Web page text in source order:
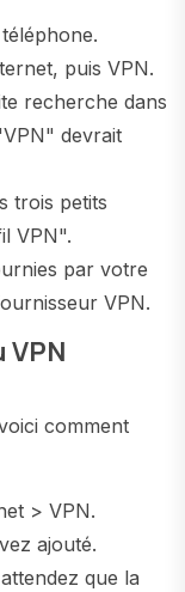
puis VPN.
recherche dans
devrait
trois petits
VPN".
par votre
VPN.
comment
> VPN.
ajouté.
que la